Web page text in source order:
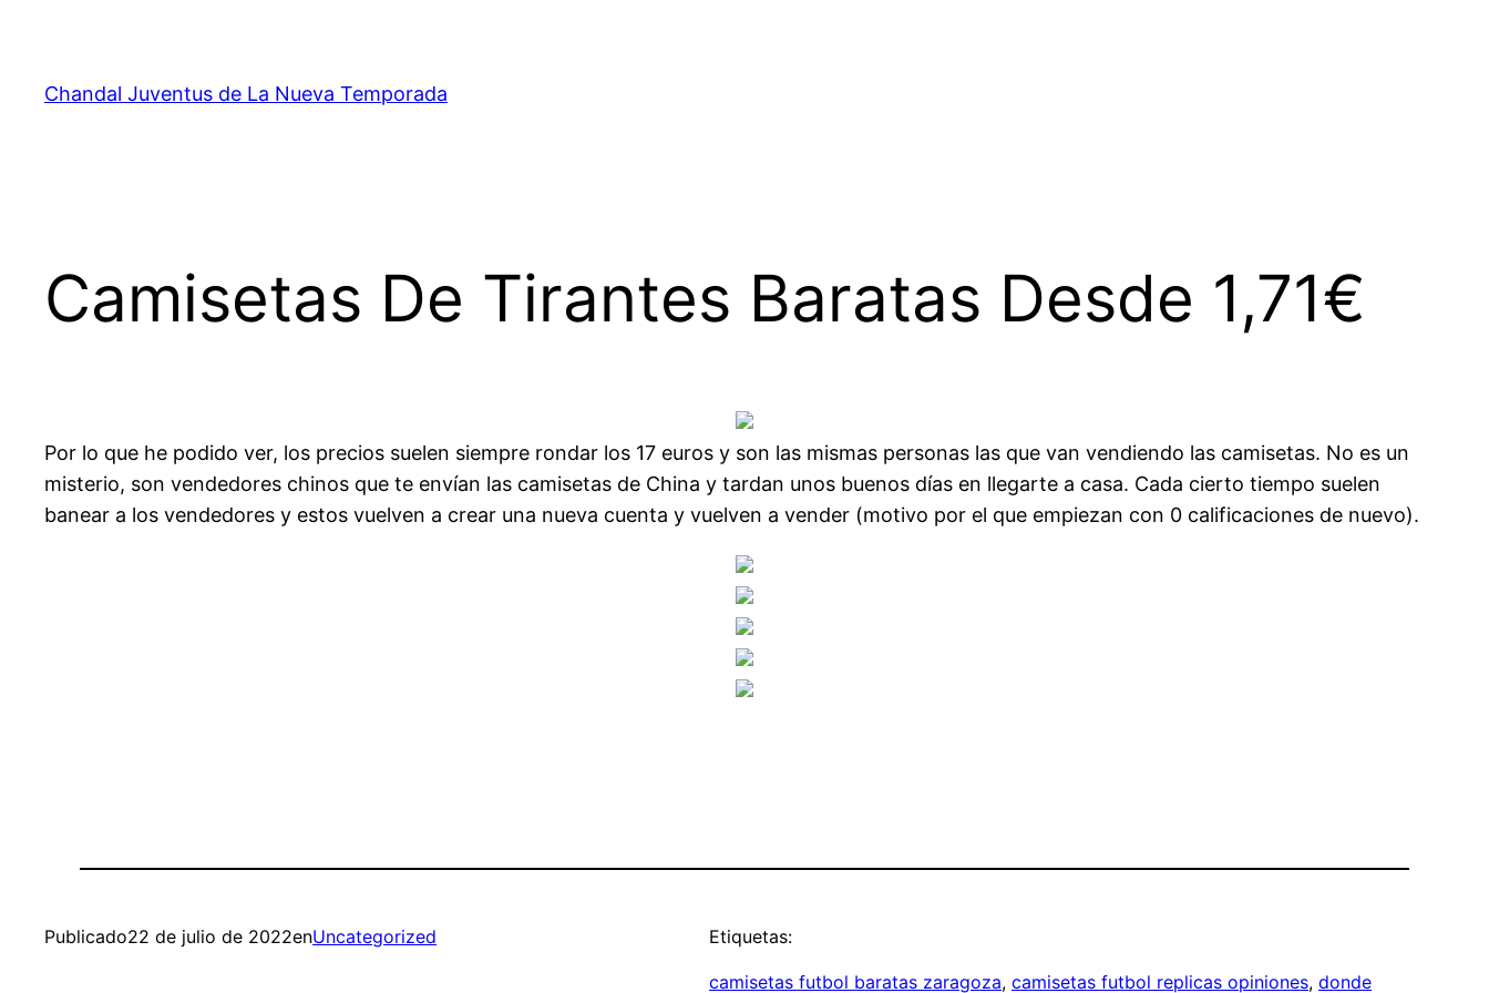
contenido
Chandal Juventus de La Nueva Temporada
Camisetas De Tirantes Baratas Desde 1,71€
Por lo que he podido ver, los precios suelen siempre rondar los 17 euros y son las mismas personas las que van vendiendo las camisetas. No es un
misterio, son vendedores chinos que te envían las camisetas de China y tardan unos buenos días en llegarte a casa. Cada cierto tiempo suelen
banear a los vendedores y estos vuelven a crear una nueva cuenta y vuelven a vender (motivo por el que empiezan con 0 calificaciones de nuevo).
Publicado22 de julio de 2022enUncategorized Etiquetas:
camisetas futbol baratas zaragoza, camisetas futbol replicas opiniones, donde